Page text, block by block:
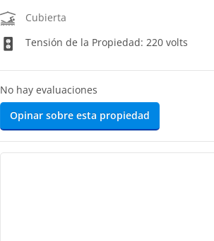
Cubierta
Tensión de la Propiedad: 220 volts
No hay evaluaciones
Opinar sobre esta propiedad